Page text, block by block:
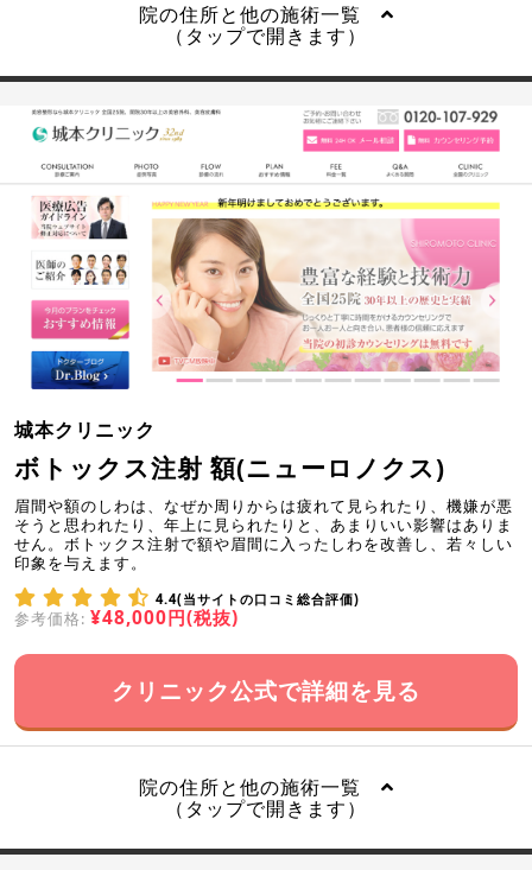
院の住所と他の施術一覧
（タップで開きます）
城本クリニック
ボトックス注射 額(ニューロノクス)
眉間や額のしわは、なぜか周りからは疲れて見られたり、機嫌が悪
そうと思われたり、年上に見られたりと、あまりいい影響はありま
せん。ボトックス注射で額や眉間に入ったしわを改善し、若々しい
印象を与えます。
4.4(当サイトの口コミ総合評価)
参考価格: ¥48,000円(税抜)
クリニック公式で詳細を見る
院の住所と他の施術一覧
（タップで開きます）